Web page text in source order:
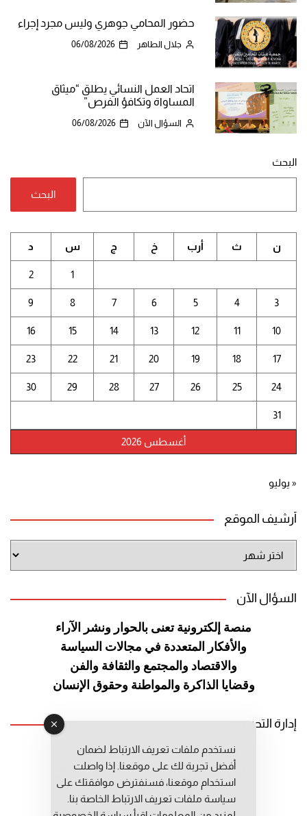
حضور المحامي جوهري وليس مجرد إجراء
جلال الطاهر 06/08/2026
اتحاد العمل النسائي يطلق “ميثاق
المساواة وتكافؤ الفرص”
السؤال الآن 06/08/2026
البحث
البحث
أغسطس 2026
ن ث أرب خ ج س د
1
2
3
4
5
6
7
8
9
10
11
12
13
14
15
16
17
18
19
20
21
22
23
24
25
26
27
28
29
30
31
« يوليو
أرشيف الموقع
الموقع
السؤال الآن
منصة إلكترونية تعنى بالحوار ونشر الآراء
والأفكار المتعددة في مجالات السياسة
والاقتصاد والمجتمع والثقافة والفن
وقضايا الذاكرة والمواطنة وحقوق الإنسان
إدارة التحرير
رئيس التحرير: عبد الرحيم التوراني
رئيس التحرير المساعد: المعطي قبال
مديرة التحرير: فاطمة حوحو
نستخدم ملفات تعريف الارتباط لضمان
أفضل تجربة لك على موقعنا. إذا واصلت
استخدام موقعنا، فسنفترض موافقتك على
سياسة ملفات تعريف الارتباط الخاصة بنا.